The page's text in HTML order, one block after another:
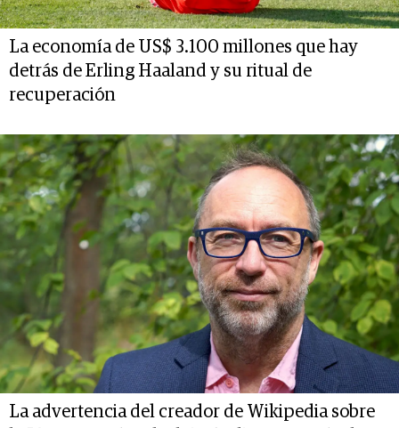
La economía de US$ 3.100 millones que hay
detrás de Erling Haaland y su ritual de
recuperación
La advertencia del creador de Wikipedia sobre